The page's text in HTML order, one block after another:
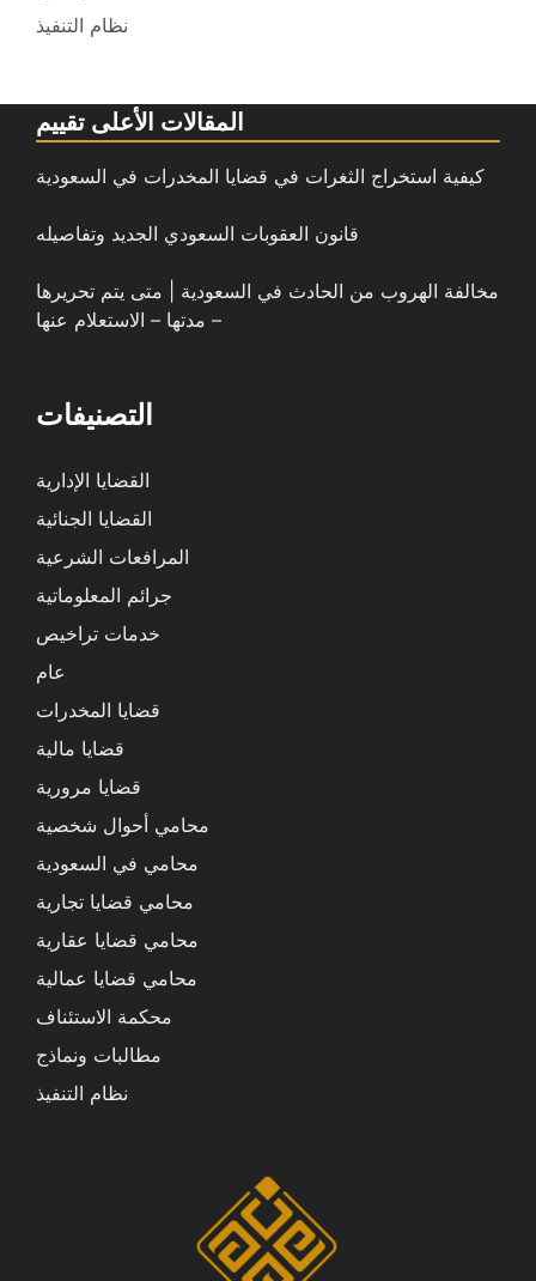
نظام التنفيذ
المقالات الأعلى تقييم
كيفية استخراج الثغرات في قضايا المخدرات في السعودية
قانون العقوبات السعودي الجديد وتفاصيله
مخالفة الهروب من الحادث في السعودية | متى يتم تحريرها
– مدتها – الاستعلام عنها
التصنيفات
القضايا الإدارية
القضايا الجنائية
المرافعات الشرعية
جرائم المعلوماتية
خدمات تراخيص
عام
قضايا المخدرات
قضايا مالية
قضايا مرورية
محامي أحوال شخصية
محامي في السعودية
محامي قضايا تجارية
محامي قضايا عقارية
محامي قضايا عمالية
محكمة الاستئناف
مطالبات ونماذج
نظام التنفيذ